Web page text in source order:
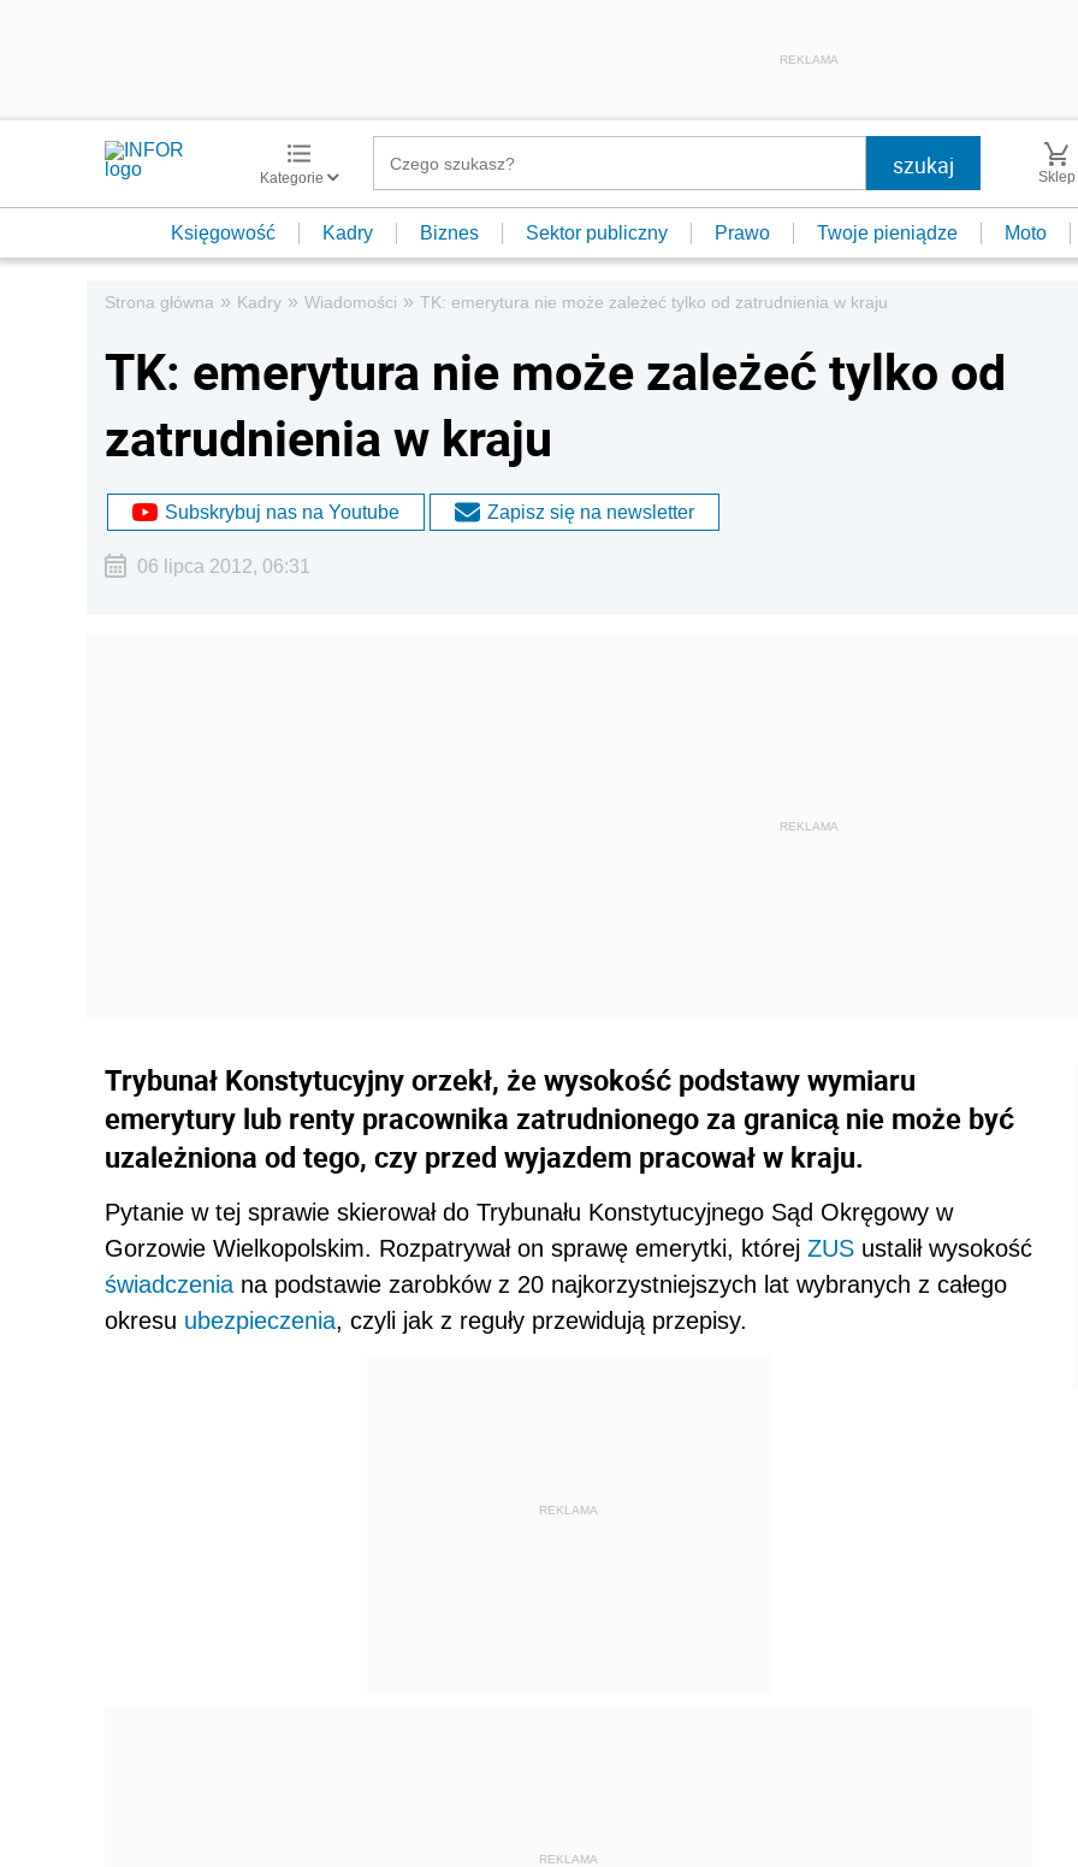
REKLAMA
Kategorie Sklep
Księgowość Kadry Biznes Sektor publiczny Prawo Twoje pieniądze Moto
Strona główna » Kadry » Wiadomości » TK: emerytura nie może zależeć tylko od zatrudnienia w kraju
TK: emerytura nie może zależeć tylko od
zatrudnienia w kraju
Subskrybuj nas na Youtube Zapisz się na newsletter
06 lipca 2012, 06:31
Trybunał Konstytucyjny orzekł, że wysokość podstawy wymiaru
emerytury lub renty pracownika zatrudnionego za granicą nie może być
uzależniona od tego, czy przed wyjazdem pracował w kraju.
Pytanie w tej sprawie skierował do Trybunału Konstytucyjnego Sąd Okręgowy w
Gorzowie Wielkopolskim. Rozpatrywał on sprawę emerytki, której ZUS ustalił wysokość
świadczenia na podstawie zarobków z 20 najkorzystniejszych lat wybranych z całego
okresu ubezpieczenia, czyli jak z reguły przewidują przepisy.
REKLAMA
REKLAMA